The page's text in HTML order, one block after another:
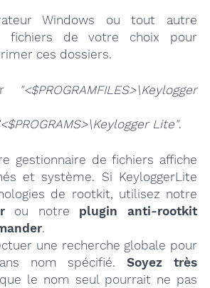
Windows ou tout autre
fichiers de votre choix pour
ces dossiers.
"<$PROGRAMFILES>\Keylogger
Lite".
gestionnaire de fichiers affiche
et système. Si KeyloggerLite
de rootkit, utilisez notre
ou notre plugin anti-rootkit
.
une recherche globale pour
nom spécifié. Soyez très
le nom seul pourrait ne pas